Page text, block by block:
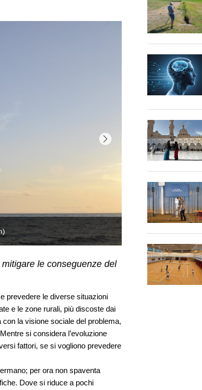
le conseguenze del
prevedere le diverse situazioni
e le zone rurali, più discoste dai
la visione sociale del problema,
si considera l’evoluzione
fattori, se si vogliono prevedere
per ora non spaventa
Dove si riduce a pochi